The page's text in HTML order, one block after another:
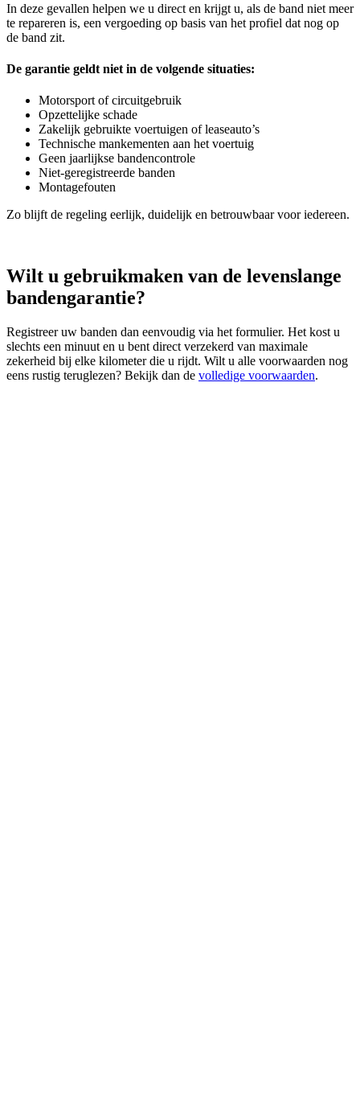
In deze gevallen helpen we u direct en krijgt u, als de band niet meer
te repareren is, een vergoeding op basis van het profiel dat nog op
de band zit.
De garantie geldt niet in de volgende situaties:
Motorsport of circuitgebruik
Opzettelijke schade
Zakelijk gebruikte voertuigen of leaseauto’s
Technische mankementen aan het voertuig
Geen jaarlijkse bandencontrole
Niet‑geregistreerde banden
Montagefouten
Zo blijft de regeling eerlijk, duidelijk en betrouwbaar voor iedereen.
Wilt u gebruikmaken van de levenslange
bandengarantie?
Registreer uw banden dan eenvoudig via het formulier. Het kost u
slechts een minuut en u bent direct verzekerd van maximale
zekerheid bij elke kilometer die u rijdt. Wilt u alle voorwaarden nog
eens rustig teruglezen? Bekijk dan de volledige voorwaarden.